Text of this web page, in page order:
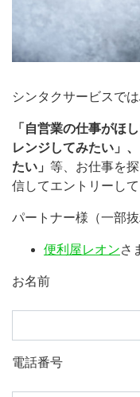
シンタクサービスでは
「自営業の仕事がほ
レンジしてみたい」
たい」 等、お仕事を
信してエントリーして
パートナー様（一部抜
便利屋レオンさ
お名前
電話番号